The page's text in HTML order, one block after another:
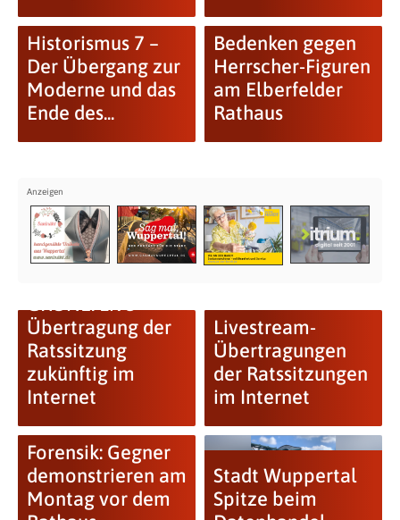
Historismus 7 –
Der Übergang zur
Moderne und das
Ende des...
Bedenken gegen
Herrscher-Figuren
am Elberfelder
Rathaus
GRÜNE: Live-
Übertragung der
Ratssitzung
zukünftig im
Internet
Livestream-
Übertragungen
der Ratssitzungen
im Internet
Forensik: Gegner
demonstrieren am
Montag vor dem
Stadt Wuppertal
Spitze beim